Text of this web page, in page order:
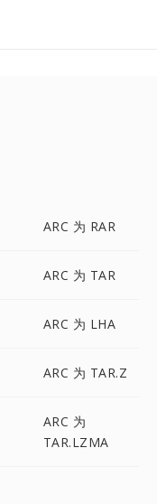
ARC 为 RAR
ARC 为 TAR
ARC 为 LHA
ARC 为 TAR.Z
ARC 为
TAR.LZMA